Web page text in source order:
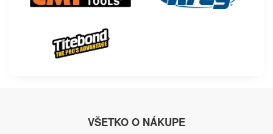
VŠETKO O NÁKUPE